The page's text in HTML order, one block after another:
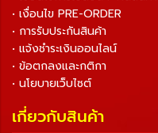
• เงื่อนไข PRE-ORDER
• การรับประกันสินค้า
• แจ้งชำระเงินออนไลน์
• ข้อตกลงและกติกา
• นโยบายเว็บไซต์
เกี่ยวกับสินค้า